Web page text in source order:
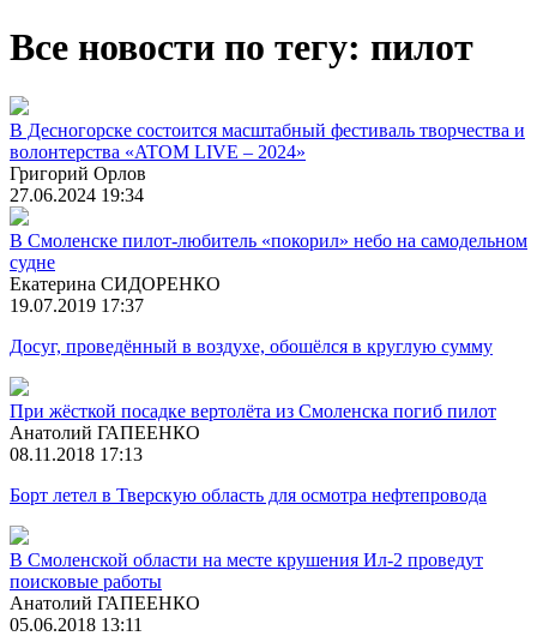
Все новости по тегу: пилот
В Десногорске состоится масштабный фестиваль творчества и
волонтерства «ATOM LIVE – 2024»
Григорий Орлов
27.06.2024 19:34
В Смоленске пилот-любитель «покорил» небо на самодельном
судне
Екатерина СИДОРЕНКО
19.07.2019 17:37
Досуг, проведённый в воздухе, обошёлся в круглую сумму
При жёсткой посадке вертолёта из Смоленска погиб пилот
Анатолий ГАПЕЕНКО
08.11.2018 17:13
Борт летел в Тверскую область для осмотра нефтепровода
В Смоленской области на месте крушения Ил-2 проведут
поисковые работы
Анатолий ГАПЕЕНКО
05.06.2018 13:11